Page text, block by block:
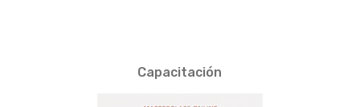
Capacitación